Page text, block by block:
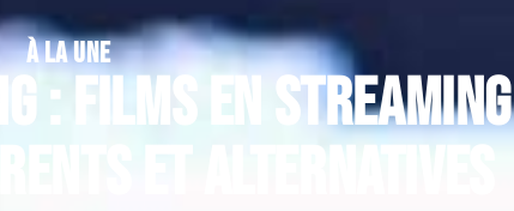
À LA UNE
: films en streaming
et alternatives